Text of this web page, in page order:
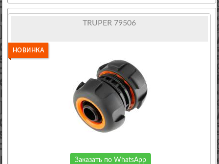
TRUPER 79506
НОВИНКА
Заказать по WhatsApp